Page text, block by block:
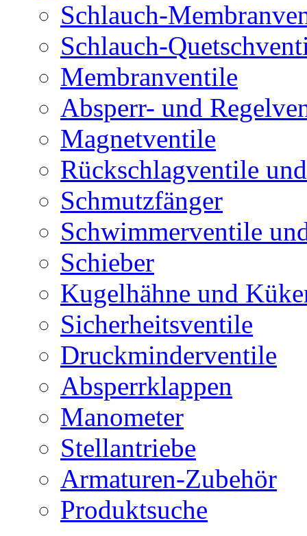
Schlauch-
Schlauch-
Membranventile
Absperr- und
Magnetventile
Rückschlagventile
Schmutzfänger
Schwimmerventile
Schieber
Kugelhähne und
Sicherheitsventile
Druckminderventile
Absperrklappen
Manometer
Stellantriebe
Armaturen-Zubehör
Produktsuche